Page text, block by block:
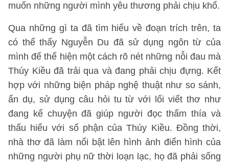
muốn những người mình yêu thương phải chịu khổ.
Qua những gì ta đã tìm hiểu về đoạn trích trên, ta
có thể thấy Nguyễn Du đã sử dụng ngôn từ của
mình để thể hiện một cách rõ nét những nỗi đau mà
Thúy Kiều đã trải qua và đang phải chịu đựng. Kết
hợp với những biện pháp nghệ thuật như so sánh,
ẩn dụ, sử dụng câu hỏi tu từ với lối viết thơ như
đang kể chuyện đã giúp người đọc thấm thía và
thấu hiểu với số phận của Thúy Kiều. Đồng thời,
nhà thơ đã làm nổi bật lên hình ảnh điển hình của
những người phụ nữ thời loạn lạc, họ đã phải sống